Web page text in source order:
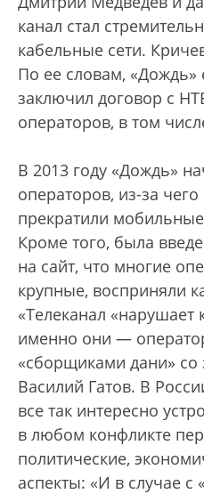
канал стал
кабельные сети.
По ее словам, «Дождь»
заключил договор с
операторов, в том
В 2013 году «Дождь»
операторов, из-за
прекратили
Кроме того, была
на сайт, что многие
крупные, восприняли
«Телеканал «нарушает
именно они —
«сборщиками дани» со
Василий Гатов. В
все так интересно
в любом конфликте
политические,
аспекты: «И в случае с